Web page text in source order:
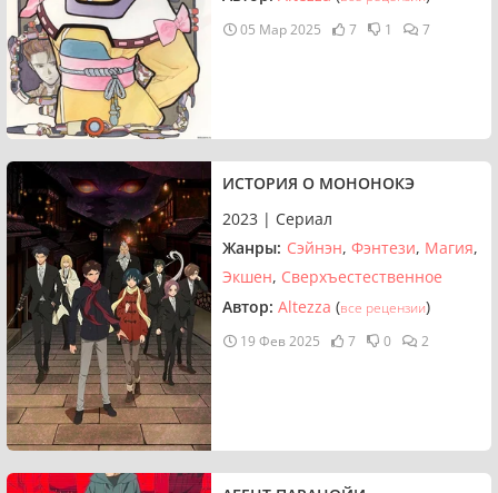
05 Мар 2025 7 1 7
ИСТОРИЯ О МОНОНОКЭ
2023 | Сериал
Жанры: Сэйнэн Фэнтези Магия
Экшен Сверхъестественное
Автор: Altezza (все рецензии)
19 Фев 2025 7 0 2